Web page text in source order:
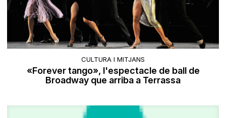
CULTURA I MITJANS
«Forever tango», l'espectacle de ball de
Broadway que arriba a Terrassa